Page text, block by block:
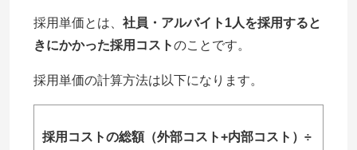
採用単価とは、 社員・アルバイト1人を採用すると
きにかかった採用コストのことです。
採用単価の計算方法は以下になります。
採用コストの総額（外部コスト+内部コスト）÷